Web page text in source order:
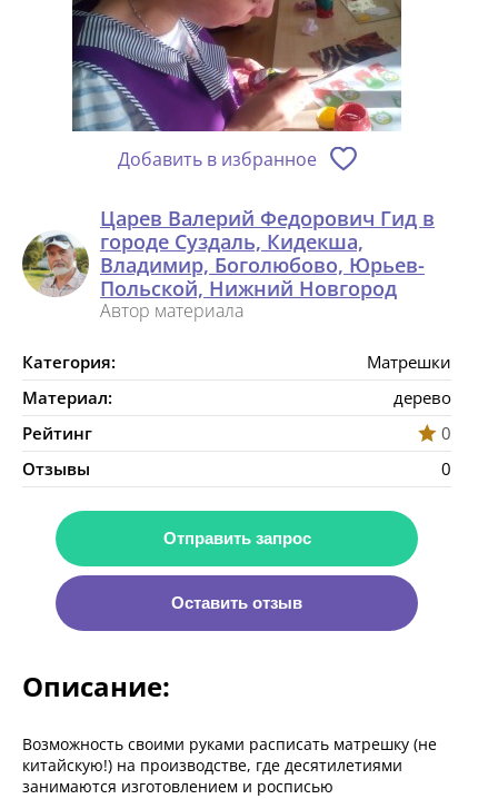
Добавить в избранное
Царев Валерий Федорович Гид в
городе Суздаль, Кидекша,
Владимир, Боголюбово, Юрьев-
Польской, Нижний Новгород
Автор материала
Категория:
Матрешки
Материал:
дерево
Рейтинг
0
Отзывы
0
Отправить запрос
Оставить отзыв
Описание:
Возможность своими руками расписать матрешку (не
китайскую!) на производстве, где десятилетиями
занимаются изготовлением и росписью